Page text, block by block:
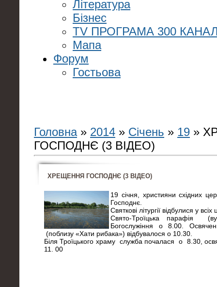
Література
Бізнес
TV ПРОГРАМА 300
Мапа
Форум
Гостьова
Головна» 2014 » Січень » 19 »
ГОСПОДНЄ (3 ВІДЕО)
ХРЕЩЕННЯ ГОСПОДНЄ (3 ВІДЕО)
19 січня, християни східних
Господнє.
Святкові літургії відбулися у
Свято-Троїцька парафія
Богослужіння о 8.00.
(поблизу «Хати рибака») відбувалося о 10.30.
Біля Троїцького храму служба почалася о 8.30,
11. 00